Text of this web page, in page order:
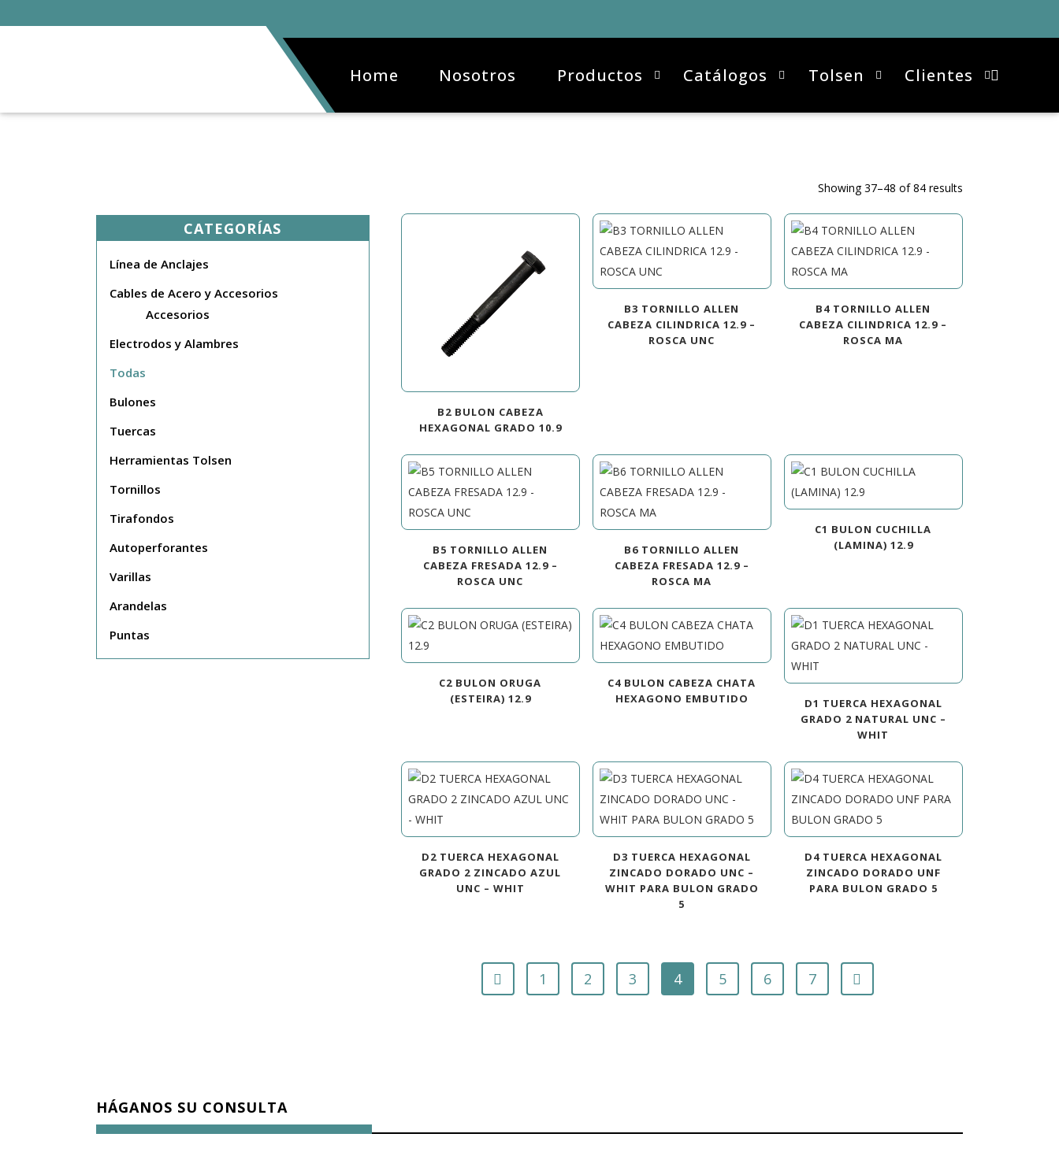
Home Nosotros Productos Catálogos Tolsen Clientes
CATEGORÍAS
Línea de Anclajes
Cables de Acero y Accesorios
Accesorios
Electrodos y Alambres
Todas
Bulones
Tuercas
Herramientas Tolsen
Tornillos
Tirafondos
Autoperforantes
Varillas
Arandelas
Puntas
Showing 37–48 of 84 results
B2 BULON CABEZA
HEXAGONAL GRADO 10.9
B3 TORNILLO ALLEN
CABEZA CILINDRICA 12.9 –
ROSCA UNC
B4 TORNILLO ALLEN
CABEZA CILINDRICA 12.9 –
ROSCA MA
B5 TORNILLO ALLEN
CABEZA FRESADA 12.9 –
ROSCA UNC
B6 TORNILLO ALLEN
CABEZA FRESADA 12.9 –
ROSCA MA
C1 BULON CUCHILLA
(LAMINA) 12.9
C2 BULON ORUGA
(ESTEIRA) 12.9
C4 BULON CABEZA CHATA
HEXAGONO EMBUTIDO
D1 TUERCA HEXAGONAL
GRADO 2 NATURAL UNC –
WHIT
D2 TUERCA HEXAGONAL
GRADO 2 ZINCADO AZUL
UNC – WHIT
D3 TUERCA HEXAGONAL
ZINCADO DORADO UNC –
WHIT PARA BULON GRADO
5
D4 TUERCA HEXAGONAL
ZINCADO DORADO UNF
PARA BULON GRADO 5
1 2 3 4 5 6 7
HÁGANOS SU CONSULTA